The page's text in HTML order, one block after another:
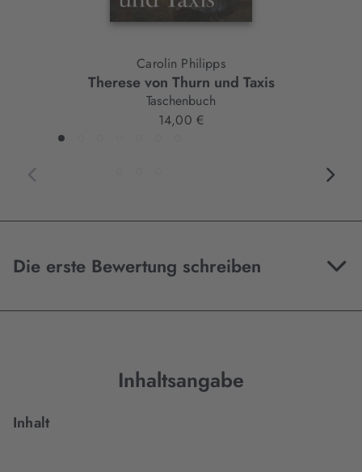
Carolin Philipps
Therese von Thurn und Taxis
Taschenbuch
14,00 €
Die erste Bewertung schreiben
Inhaltsangabe
Inhalt